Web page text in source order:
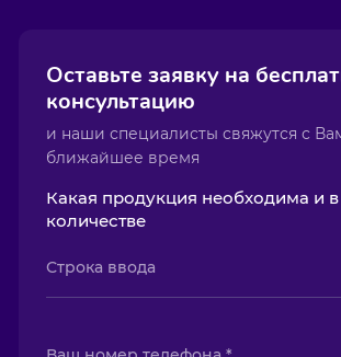
Оставьте заявку на
консультацию
и наши специалисты свяжутся с
ближайшее время
Какая продукция необходима и
количестве